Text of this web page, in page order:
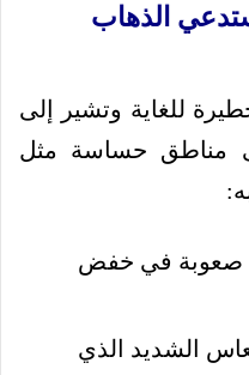
الذهاب
للغاية وتشير إلى
مناطق حساسة مثل
صعوبة في خفض
الشديد الذي